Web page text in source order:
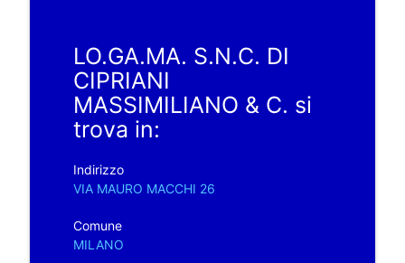
LO.GA.MA. S.N.C. DI
CIPRIANI
MASSIMILIANO & C. si
trova in:
Indirizzo
VIA MAURO MACCHI 26
Comune
MILANO